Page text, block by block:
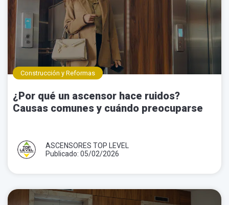
Construcción y Reformas
¿Por qué un ascensor hace ruidos?
Causas comunes y cuándo preocuparse
ASCENSORES TOP LEVEL
Publicado: 05/02/2026